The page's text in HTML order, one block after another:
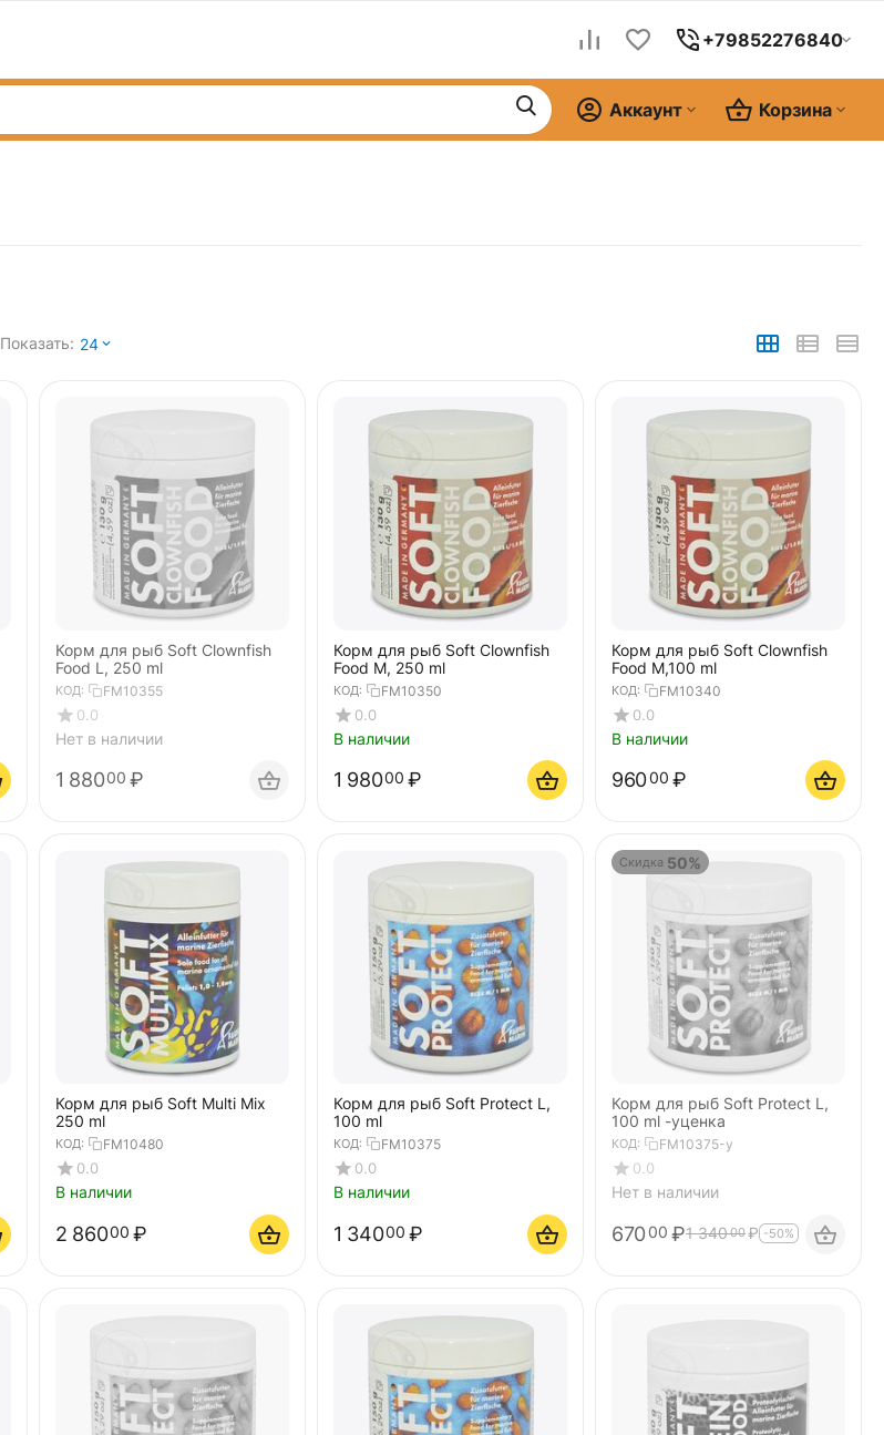
+79852276840
Корзина
Аккаунт
Показать: 24
Корм для рыб Soft Clownfish
Food L, 250 ml
КОД: FM10355
0.0
Нет в наличии
1 88000 ₽
Корм для рыб Soft Clownfish
Food M, 250 ml
КОД: FM10350
0.0
В наличии
1 98000 ₽
Корм для рыб Soft Clownfish
Food M,100 ml
КОД: FM10340
0.0
В наличии
96000 ₽
Корм для рыб Soft Multi Mix
250 ml
КОД: FM10480
0.0
В наличии
2 86000 ₽
Корм для рыб Soft Protect L,
100 ml
КОД: FM10375
0.0
В наличии
1 34000 ₽
Скидка 50%
Корм для рыб Soft Protect L,
100 ml -уценка
КОД: FM10375-у
0.0
Нет в наличии
67000 ₽1 34000₽ -50%